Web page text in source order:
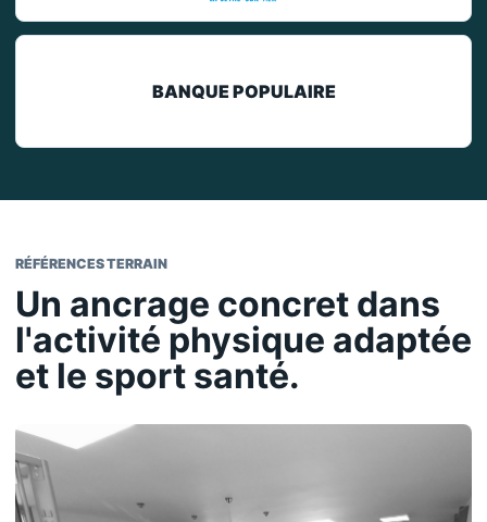
BANQUE POPULAIRE
RÉFÉRENCES TERRAIN
Un ancrage concret dans
l'activité physique adaptée
et le sport santé.